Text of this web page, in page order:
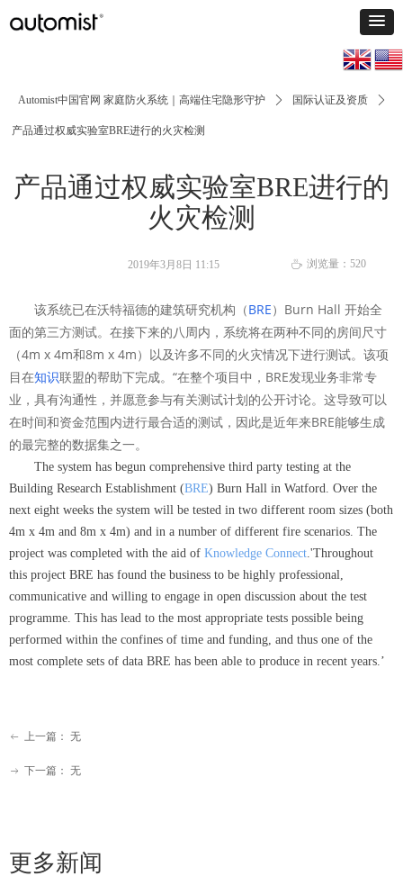
产品通过权威实验室BRE进行的
火灾检测
Automist中国官网 家庭防火系统｜高端住宅隐形守护 ꄲ 国际认证及资质 ꄲ
产品通过权威实验室BRE进行的火灾检测
该系统已在沃特福德的建筑研究机构（BRE）Burn Hall 开始全
面的第三方测试。 在接下来的八周内，系统将在两种不同的房间尺寸
（4m x 4m和8m x 4m）以及许多不同的火灾情况下进行测试。 该项
目在知识联盟的帮助下完成。“在整个项目中，BRE发现业务非常专
业，具有沟通性，并愿意参与有关测试计划的公开讨论。 这导致可以
在时间和资金范围内进行最合适的测试，因此是近年来BRE能够生成
的最完整的数据集之一。
The system has begun comprehensive third party testing at the
Building Research Establishment (BRE) Burn Hall in Watford. Over the
next eight weeks the system will be tested in two different room sizes (both
4m x 4m and 8m x 4m) and in a number of different fire scenarios. The
project was completed with the aid of Knowledge Connect.'Throughout
this project BRE has found the business to be highly professional,
communicative and willing to engage in open discussion about the test
programme. This has lead to the most appropriate tests possible being
performed within the confines of time and funding, and thus one of the
most complete sets of data BRE has been able to produce in recent years.’
2019年3月8日 11:15 ꄘ 浏览量： 520
ꂃ 上一篇： 无
ꁹ 下一篇： 无
更多新闻